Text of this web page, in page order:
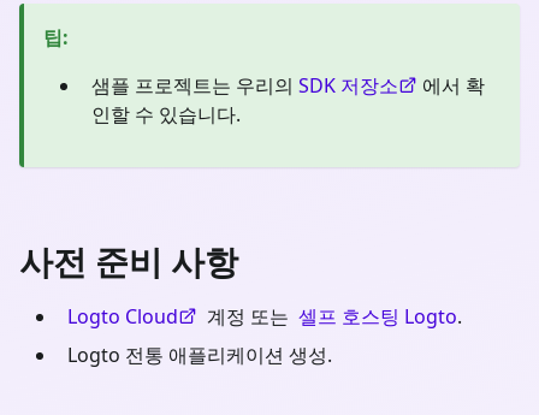
팁:
샘플 프로젝트는 우리의 SDK 저장소
에서 확
인할 수 있습니다.
사전 준비 사항
Logto Cloud 계정 또는 셀프 호스팅 Logto.
Logto 전통 애플리케이션 생성.